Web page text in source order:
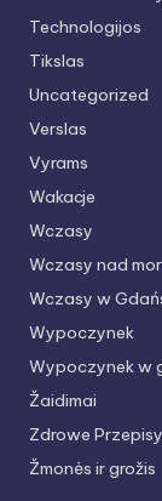
Technologijos
Tikslas
Uncategorized
Verslas
Vyrams
Wakacje
Wczasy
Wczasy nad
Wczasy w
Wypoczynek
Wypoczynek w
Žaidimai
Zdrowe Przepisy
Žmonės ir grožis